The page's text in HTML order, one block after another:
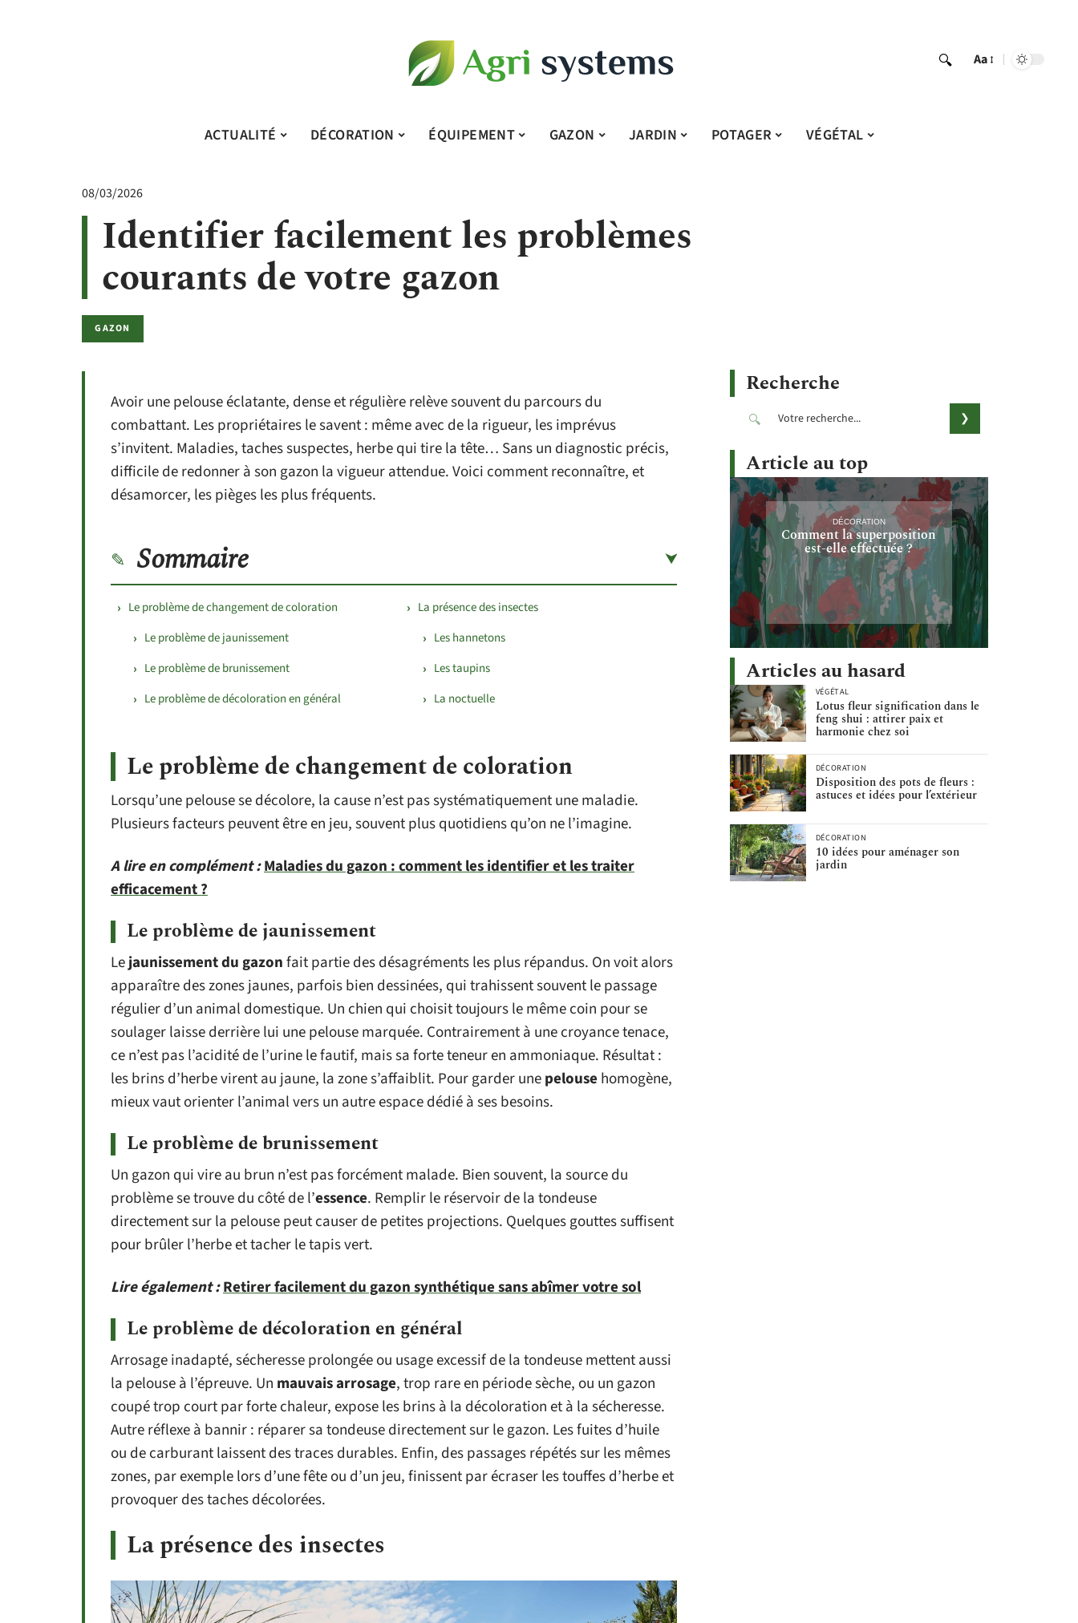
Aa
ACTUALITÉ DÉCORATION ÉQUIPEMENT GAZON JARDIN POTAGER VÉGÉTAL
08/03/2026
Identifier facilement les problèmes
courants de votre gazon
GAZON
Avoir une pelouse éclatante, dense et régulière relève souvent du parcours du
combattant. Les propriétaires le savent : même avec de la rigueur, les imprévus
s’invitent. Maladies, taches suspectes, herbe qui tire la tête… Sans un diagnostic précis,
difficile de redonner à son gazon la vigueur attendue. Voici comment reconnaître, et
désamorcer, les pièges les plus fréquents.
Sommaire
Le problème de changement de coloration
Le problème de jaunissement
Le problème de brunissement
Le problème de décoloration en général
La présence des insectes
Les hannetons
Les taupins
La noctuelle
Le problème de changement de coloration
Lorsqu’une pelouse se décolore, la cause n’est pas systématiquement une maladie.
Plusieurs facteurs peuvent être en jeu, souvent plus quotidiens qu’on ne l’imagine.
A lire en complément :Maladies du gazon : comment les identifier et les traiter
efficacement ?
Le problème de jaunissement
Lejaunissement du gazonfait partie des désagréments les plus répandus. On voit alors
apparaître des zones jaunes, parfois bien dessinées, qui trahissent souvent le passage
régulier d’un animal domestique. Un chien qui choisit toujours le même coin pour se
soulager laisse derrière lui une pelouse marquée. Contrairement à une croyance tenace,
ce n’est pas l’acidité de l’urine le fautif, mais sa forte teneur en ammoniaque. Résultat :
les brins d’herbe virent au jaune, la zone s’affaiblit. Pour garder unepelouse homogène,
mieux vaut orienter l’animal vers un autre espace dédié à ses besoins.
Le problème de brunissement
Un gazon qui vire au brun n’est pas forcément malade. Bien souvent, la source du
problème se trouve du côté de l’essence. Remplir le réservoir de la tondeuse
directement sur la pelouse peut causer de petites projections. Quelques gouttes suffisent
pour brûler l’herbe et tacher le tapis vert.
Lire également :Retirer facilement du gazon synthétique sans abîmer votre sol
Le problème de décoloration en général
Arrosage inadapté, sécheresse prolongée ou usage excessif de la tondeuse mettent aussi
la pelouse à l’épreuve. Un mauvais arrosage, trop rare en période sèche, ou un gazon
coupé trop court par forte chaleur, expose les brins à la décoloration et à la sécheresse.
Autre réflexe à bannir : réparer sa tondeuse directement sur le gazon. Les fuites d’huile
ou de carburant laissent des traces durables. Enfin, des passages répétés sur les mêmes
zones, par exemple lors d’une fête ou d’un jeu, finissent par écraser les touffes d’herbe et
provoquer des taches décolorées.
La présence des insectes
Recherche
Article au top
DÉCORATION
Comment la superposition
est-elle effectuée ?
Articles au hasard
VÉGÉTAL
Lotus fleur signification dans le
feng shui : attirer paix et
harmonie chez soi
DÉCORATION
Disposition des pots de fleurs :
astuces et idées pour l’extérieur
DÉCORATION
10 idées pour aménager son
jardin